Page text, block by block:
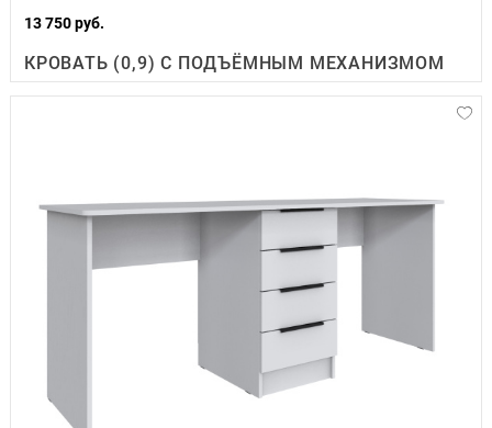
13 750 руб.
КРОВАТЬ (0,9) С ПОДЪЁМНЫМ МЕХАНИЗМОМ